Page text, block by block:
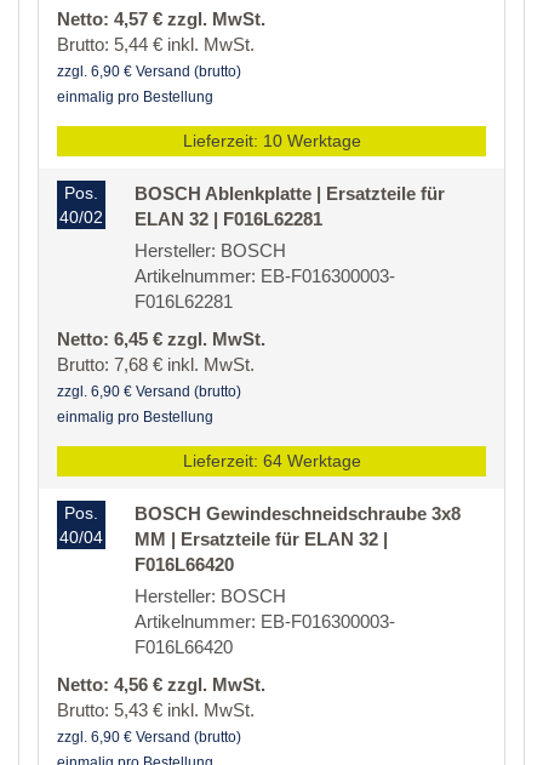
Netto: 4,57 € zzgl. MwSt.
Brutto: 5,44 € inkl. MwSt.
zzgl. 6,90 € Versand (brutto)
einmalig pro Bestellung
Lieferzeit: 10 Werktage
Pos.
40/02
BOSCH Ablenkplatte | Ersatzteile für
ELAN 32 | F016L62281
Hersteller: BOSCH
Artikelnummer: EB-F016300003-
F016L62281
Netto: 6,45 € zzgl. MwSt.
Brutto: 7,68 € inkl. MwSt.
zzgl. 6,90 € Versand (brutto)
einmalig pro Bestellung
Lieferzeit: 64 Werktage
Pos.
40/04
BOSCH Gewindeschneidschraube 3x8
MM | Ersatzteile für ELAN 32 |
F016L66420
Hersteller: BOSCH
Artikelnummer: EB-F016300003-
F016L66420
Netto: 4,56 € zzgl. MwSt.
Brutto: 5,43 € inkl. MwSt.
zzgl. 6,90 € Versand (brutto)